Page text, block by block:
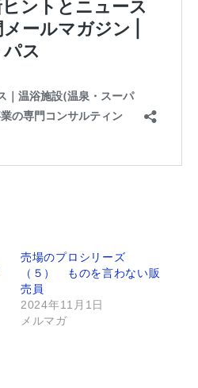
売場のプロシリーズ
（５） ものを言わない販
売員
2024年11月1日
メルマガ